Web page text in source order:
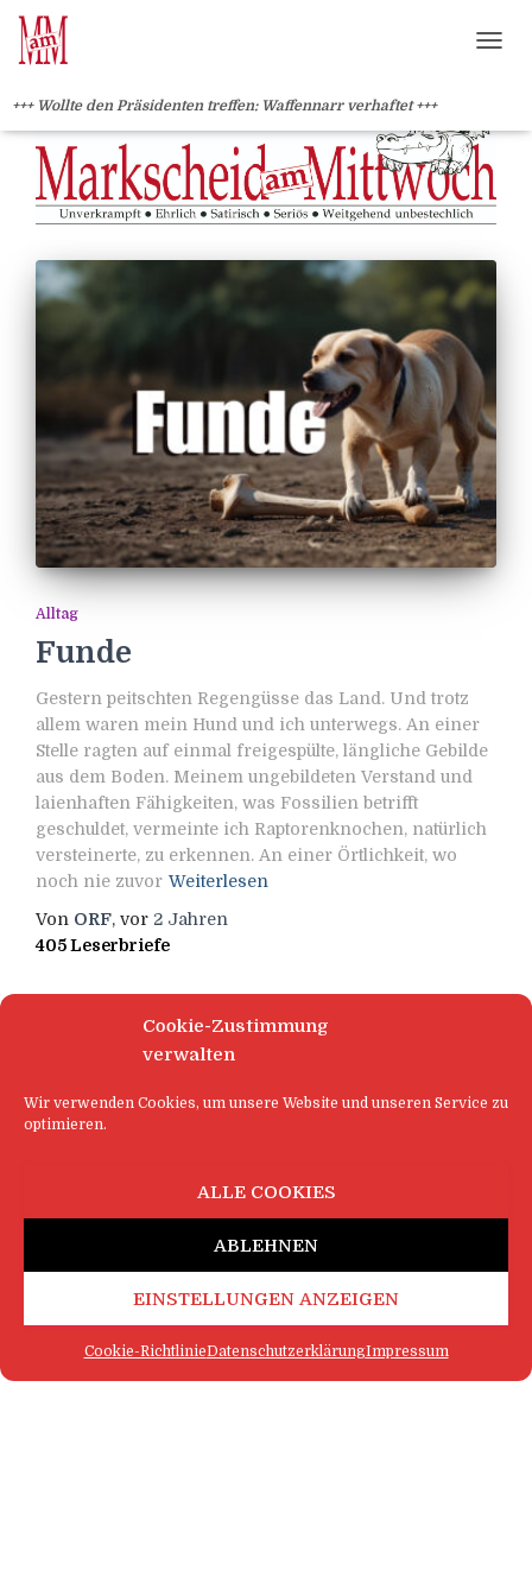
Cookie-Zustimmung
verwalten
Wir verwenden Cookies, um unsere Website und unseren Service zu
optimieren.
ALLE COOKIES
ABLEHNEN
EINSTELLUNGEN ANZEIGEN
Cookie-RichtlinieDatenschutzerklärungImpressum
+++ Wollte den Präsidenten treffen: Waffennarr verhaftet +++
Alltag
Funde
Gestern peitschten Regengüsse das Land. Und trotz
allem waren mein Hund und ich unterwegs. An einer
Stelle ragten auf einmal freigespülte, längliche Gebilde
aus dem Boden. Meinem ungebildeten Verstand und
laienhaften Fähigkeiten, was Fossilien betrifft
geschuldet, vermeinte ich Raptorenknochen, natürlich
versteinerte, zu erkennen. An einer Örtlichkeit, wo
noch nie zuvor Weiterlesen
Von ORF, vor 2 Jahren
405 Leserbriefe